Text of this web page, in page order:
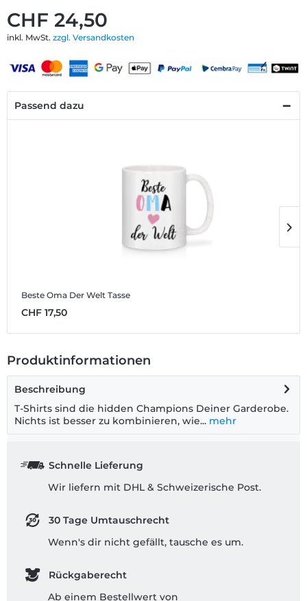
CHF 24,50
inkl. MwSt. zzgl. Versandkosten
Passend dazu
Beste Oma Der Welt Tasse
CHF 17,50
Produktinformationen
Beschreibung
T-Shirts sind die hidden Champions Deiner Garderobe.
Nichts ist besser zu kombinieren, wie... mehr
Schnelle Lieferung
Wir liefern mit DHL & Schweizerische Post.
30 Tage Umtauschrecht
Wenn's dir nicht gefällt, tausche es um.
Rückgaberecht
Ab einem Bestellwert von